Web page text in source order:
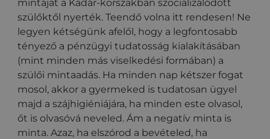
mintáját a Kádár-korszakban szocializálódott
szülőktől nyerték. Teendő volna itt rendesen! Ne
legyen kétségünk afelől, hogy a legfontosabb
tényező a pénzügyi tudatosság kialakításában
(mint minden más viselkedési formában) a
szülői mintaadás. Ha minden nap kétszer fogat
mosol, akkor a gyermeked is tudatosan ügyel
majd a szájhigiéniájára, ha minden este olvasol,
őt is olvasóvá neveled. Ám a negatív minta is
minta. Azaz, ha elszórod a bevételed, ha